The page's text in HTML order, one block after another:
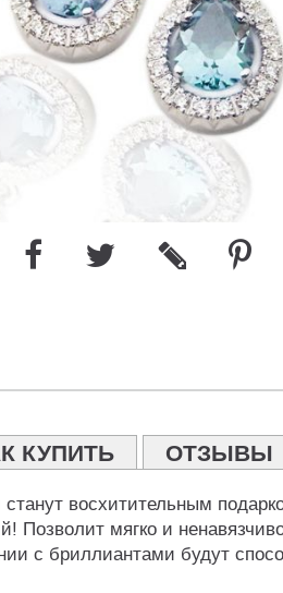
КУПИТЬ ОТЗЫВЫ
восхитительным
Позволит мягко и
с бриллиантами будут